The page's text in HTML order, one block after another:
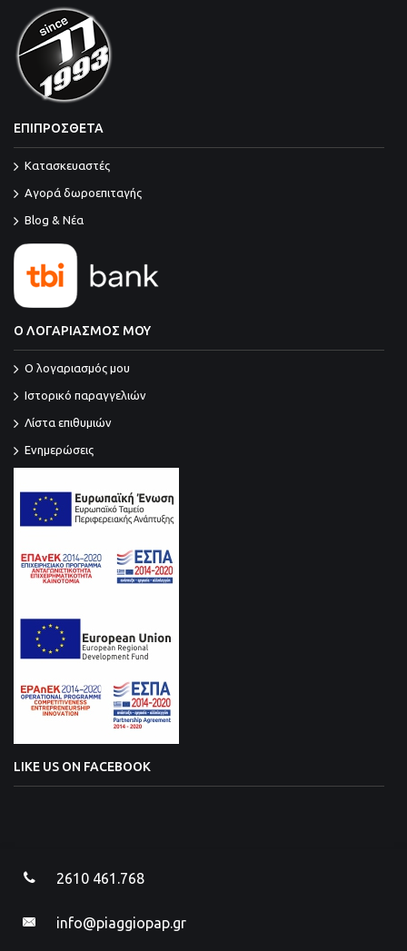
ΕΠΙΠΡΟΣΘΕΤΑ
Κατασκευαστές
Αγορά δωροεπιταγής
Blog & Νέα
Ο ΛΟΓΑΡΙΑΣΜΟΣ ΜΟΥ
O λογαριασμός μου
Ιστορικό παραγγελιών
Λίστα επιθυμιών
Ενημερώσεις
LIKE US ON FACEBOOK
2610 461.768
info@piaggiopap.gr